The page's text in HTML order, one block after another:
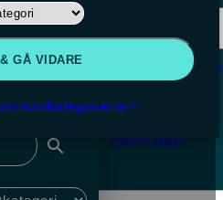
GÅ VIDARE
kundkategorierna
Beställning och kontakt
Om
Köpvillkor
Fysiskt lager